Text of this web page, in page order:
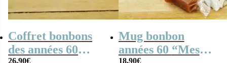
Coffret bonbons
des années 60
26,90€
Mug bonbon
années 60 “Mes
18,90€